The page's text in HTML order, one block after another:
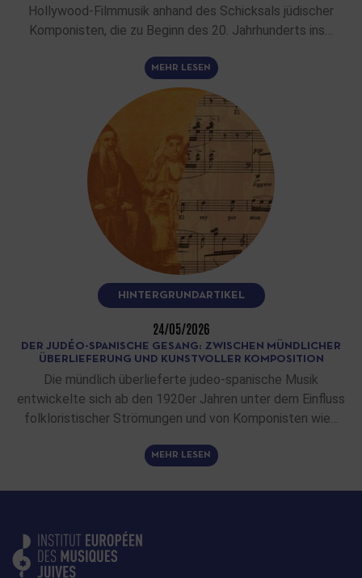
Hollywood-Filmmusik anhand des Schicksals jüdischer
Komponisten, die zu Beginn des 20. Jahrhunderts ins…
MEHR LESEN
HINTERGRUNDARTIKEL
24/05/2026
DER JUDÉO-SPANISCHE GESANG: ZWISCHEN MÜNDLICHER
ÜBERLIEFERUNG UND KUNSTVOLLER KOMPOSITION
Die mündlich überlieferte judeo-spanische Musik
entwickelte sich ab den 1920er Jahren unter dem Einfluss
folkloristischer Strömungen und von Komponisten wie…
MEHR LESEN